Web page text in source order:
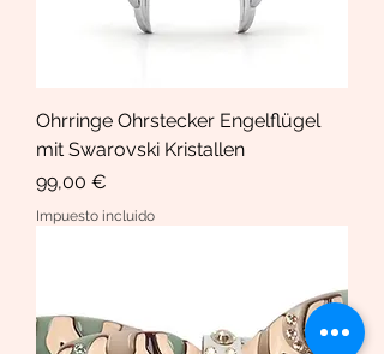
Ohrringe Ohrstecker Engelflügel
mit Swarovski Kristallen
Precio
99,00 €
Impuesto incluido